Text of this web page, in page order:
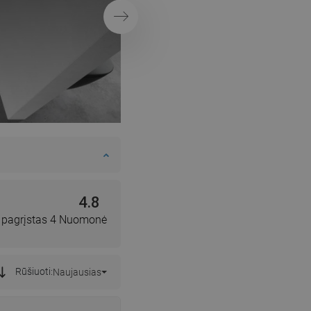
Tęsti
4.8
4 Nuomonė
Rūšiuoti:Naujausias